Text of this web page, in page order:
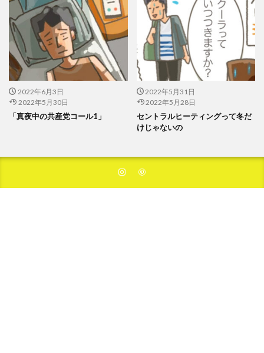
2022年6月3日
2022年5月30日
「真夜中の共産党コール1」
2022年5月31日
2022年5月28日
セントラルヒーティングって冬だ
けじゃないの